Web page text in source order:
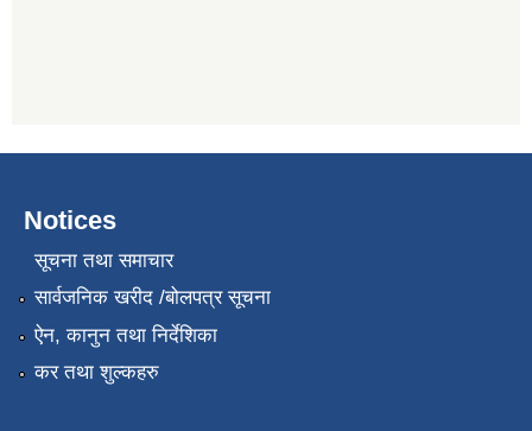
Notices
सूचना तथा समाचार
सार्वजनिक खरीद /बोलपत्र सूचना
ऐन, कानुन तथा निर्देशिका
कर तथा शुल्कहरु